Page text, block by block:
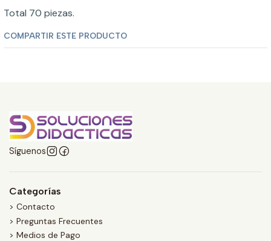
Total 70 piezas.
COMPARTIR ESTE PRODUCTO
Síguenos
Categorías
> Contacto
> Preguntas Frecuentes
> Medios de Pago